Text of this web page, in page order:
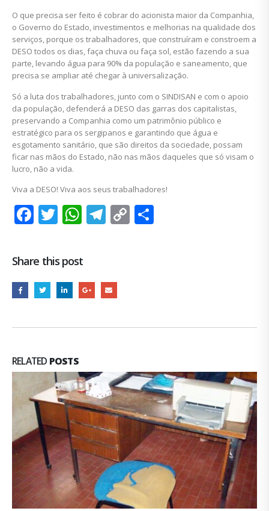
O que precisa ser feito é cobrar do acionista maior da Companhia,
o Governo do Estado, investimentos e melhorias na qualidade dos
serviços, porque os trabalhadores, que construíram e constroem a
DESO todos os dias, faça chuva ou faça sol, estão fazendo a sua
parte, levando água para 90% da população e saneamento, que
precisa se ampliar até chegar à universalização.
Só a luta dos trabalhadores, junto com o SINDISAN e com o apoio
da população, defenderá a DESO das garras dos capitalistas,
preservando a Companhia como um patrimônio público e
estratégico para os sergipanos e garantindo que água e
esgotamento sanitário, que são direitos da sociedade, possam
ficar nas mãos do Estado, não nas mãos daqueles que só visam o
lucro, não a vida.
Viva a DESO! Viva aos seus trabalhadores!
Facebook
Twitter
WhatsApp
Telegram
Copy
Share this post
RELATED POSTS